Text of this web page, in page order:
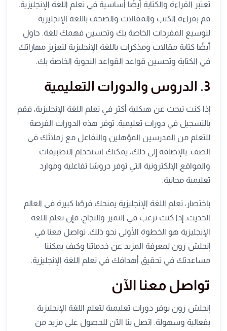
تعتبر القراءة والكتابة أيضًا أساسية في تعلم اللغة الإنجليزية.
قم بقراءة الكتب والمقالات والصحف باللغة الإنجليزية
لتوسيع المفردات الخاصة بك وتحسين فهمك للغة. حاول
أيضًا كتابة مقالات ومذكرات باللغة الإنجليزية لتعزيز مهاراتك
في الكتابة وتحسين قواعد القواعد النحوية الخاصة بك.
3. الدروس والدورات التعليمية
إذا كنت تبحث عن هيكلية أكثر في تعلم اللغة الإنجليزية، فقم
بالتسجيل في دورات تعليمية. توفر هذه الدورات الفرصة
للتعلم من المدرسين المؤهلين والتفاعل مع زملائك في
الصف. بالإضافة إلى ذلك، يمكنك استخدام التطبيقات
والمواقع الإلكترونية التي توفر دروسًا تفاعلية وموارد
تعليمية مجانية.
باختصار، تعلم اللغة الإنجليزية يمنحك فرصًا كبيرة في العالم
الحديث. إذا كنت ترغب في التميز والنجاح، فإن تعلم اللغة
الإنجليزية هو الخطوة الأولى نحو ذلك. تواصل معنا في
إنجلش زون لمعرفة المزيد عن خدماتنا وكيف يمكننا
مساعدتك في تحقيق أهدافك في تعلم اللغة الإنجليزية.
تواصل معنا الآن
إنجلش زون يوفر دورات تعليمية لتعلم اللغة الإنجليزية
بفعالية وسهولة. اتصل بنا الآن للحصول على مزيد من